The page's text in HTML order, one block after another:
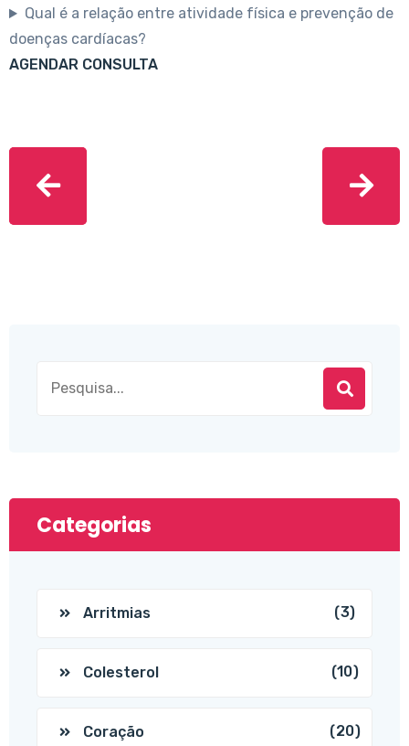
Qual é a relação entre atividade física e prevenção de
doenças cardíacas?
AGENDAR CONSULTA
Categorias
Arritmias (3)
Colesterol (10)
Coração (20)